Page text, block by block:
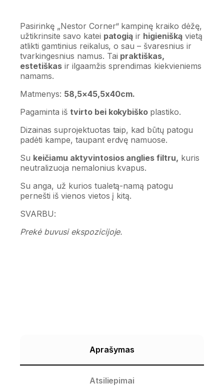
Pasirinkę „Nestor Corner“ kampinę kraiko dėžę,
užtikrinsite savo katei patogią ir higienišką vietą
atlikti gamtinius reikalus, o sau – švaresnius ir
tvarkingesnius namus. Tai praktiškas,
estetiškasir ilgaamžis sprendimas kiekvieniems
namams.
Matmenys: 58,5×45,5x40cm.
Pagaminta iš tvirto bei kokybiško plastiko.
Dizainas suprojektuotas taip, kad būtų patogu
padėti kampe, taupant erdvę namuose.
Su keičiamu aktyvintosios anglies filtru, kuris
neutralizuoja nemalonius kvapus.
Su anga, už kurios tualetą-namą patogu
pernešti iš vienos vietos į kitą.
SVARBU:
Prekė buvusi ekspozicijoje.
Aprašymas
Atsiliepimai